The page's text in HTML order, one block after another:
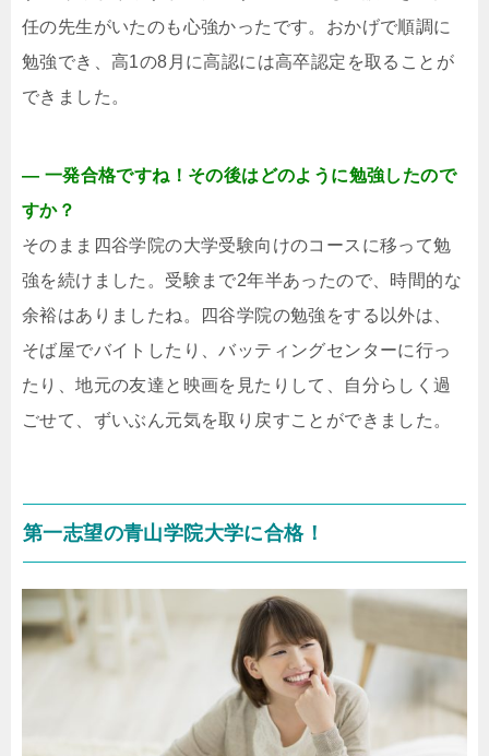
任の先生がいたのも心強かったです。おかげで順調に
勉強でき、高1の8月に高認には高卒認定を取ることが
できました。
― 一発合格ですね！その後はどのように勉強したので
すか？
そのまま四谷学院の大学受験向けのコースに移って勉
強を続けました。受験まで2年半あったので、時間的な
余裕はありましたね。四谷学院の勉強をする以外は、
そば屋でバイトしたり、バッティングセンターに行っ
たり、地元の友達と映画を見たりして、自分らしく過
ごせて、ずいぶん元気を取り戻すことができました。
第一志望の青山学院大学に合格！